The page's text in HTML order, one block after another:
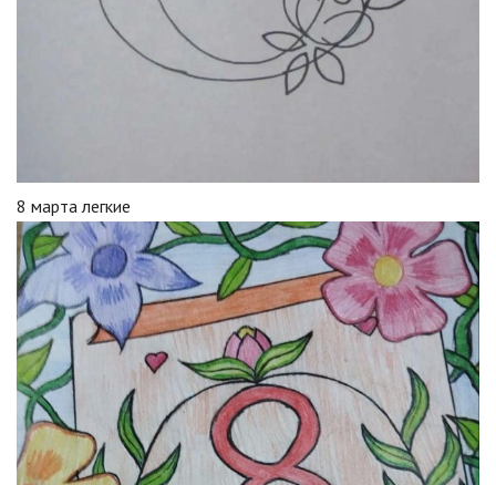
8 марта легкие